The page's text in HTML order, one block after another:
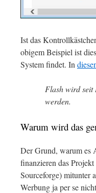
Ist das
obigem Beispiel ist
System findet. In
Flash wird seit
werden.
Warum wird das
Der Grund, warum es
finanzieren das
Sourceforge) mitunter
Werbung ja per se